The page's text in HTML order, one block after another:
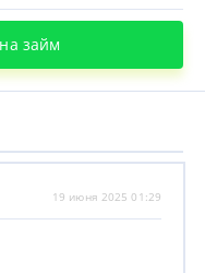
займ
19 июня 2025 01:29